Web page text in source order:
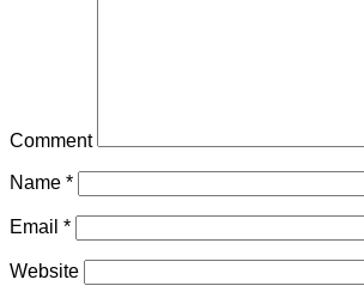
Comment
Name *
Email *
Website